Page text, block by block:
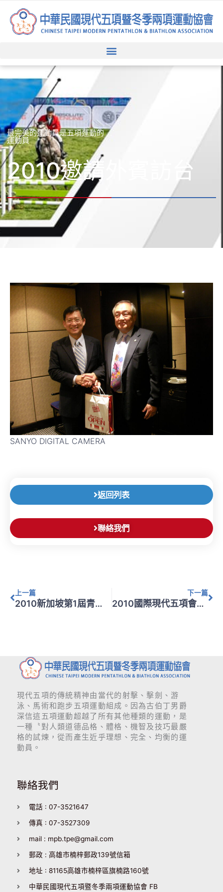
最完美的運動員是五項運動的
運動員
2010邀請外賓訪台
SANYO DIGITAL CAMERA
返回列表
聯絡我們
上一篇
2010新加坡第1屆青年奧運會-孔憲文小姐擔任現代五項國際裁判
下一篇
2010國際現代五項會員大會
現代五項的傳統精神由當代的射擊、擊劍、游
泳、馬術和跑步五項運動組成。因為古伯丁男爵
深信這五項運動超越了所有其他種類的運動，是
一種〝對人類道德品格、體格、機智及技巧最嚴
格的試煉，從而產生近乎理想、完全、均衡的運
動員。
聯絡我們
電話 : 07-3521647
傳真 : 07-3527309
mail : mpb.tpe@gmail.com
郵政 : 高雄市楠梓郵政139號信箱
地址 : 81165高雄市楠梓區旗楠路160號
中華民國現代五項暨冬季兩項運動協會 FB